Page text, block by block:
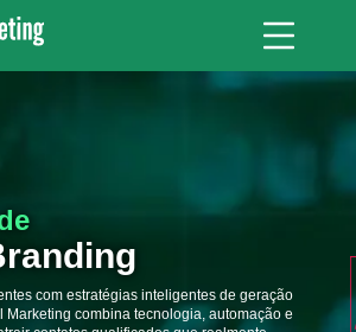
com estratégias inteligentes de geração
Marketing combina tecnologia, automação e